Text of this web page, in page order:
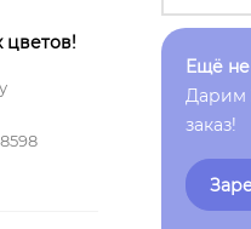
цветов!
Ещё
Дарим
заказ!